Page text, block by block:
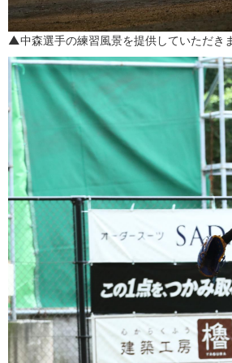
▲中森選手の練習風景を提供していただき